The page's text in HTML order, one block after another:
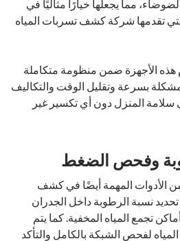
مما يجعلها خيارًا مثاليًا في
تقدمها شركة كشف تسربات المياه
الأجهزة ضمن منظومة متكاملة
بسرعة وتقليل الوقت والتكاليف
المنزل دون أي تكسير غير
وفحص الضغط
الأدوات المهمة أيضًا في كشف
نسبة الرطوبة داخل الجدران
تجمع المياه المخفية. كما يتم
لفحص الشبكة بالكامل والتأكد